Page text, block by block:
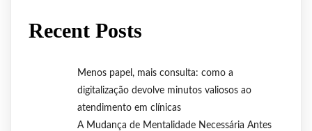
Recent Posts
Menos papel, mais consulta: como a
digitalização devolve minutos valiosos ao
atendimento em clínicas
A Mudança de Mentalidade Necessária Antes